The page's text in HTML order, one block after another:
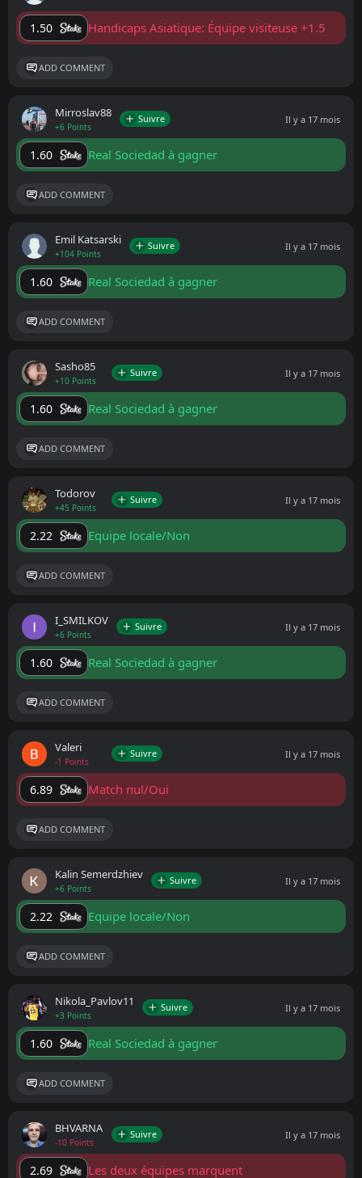
1.50 Handicaps Asiatique: Équipe visiteuse +1.5
ADD COMMENT
Mirroslav88
+6 Points
Suivre Il y a 17 mois
1.60 Real Sociedad à gagner
ADD COMMENT
Emil Katsarski
+104 Points
Suivre Il y a 17 mois
1.60 Real Sociedad à gagner
ADD COMMENT
Sasho85
+10 Points
Suivre Il y a 17 mois
1.60 Real Sociedad à gagner
ADD COMMENT
Todorov
+45 Points
Suivre Il y a 17 mois
2.22 Equipe locale/Non
ADD COMMENT
I_SMILKOV
+6 Points
Suivre Il y a 17 mois
1.60 Real Sociedad à gagner
ADD COMMENT
Valeri
-1 Points
Suivre Il y a 17 mois
6.89 Match nul/Oui
ADD COMMENT
Kalin Semerdzhiev
+6 Points
Suivre Il y a 17 mois
2.22 Equipe locale/Non
ADD COMMENT
Nikola_Pavlov11
+3 Points
Suivre Il y a 17 mois
1.60 Real Sociedad à gagner
ADD COMMENT
BHVARNA
-10 Points
Suivre Il y a 17 mois
2.69 Les deux équipes marquent